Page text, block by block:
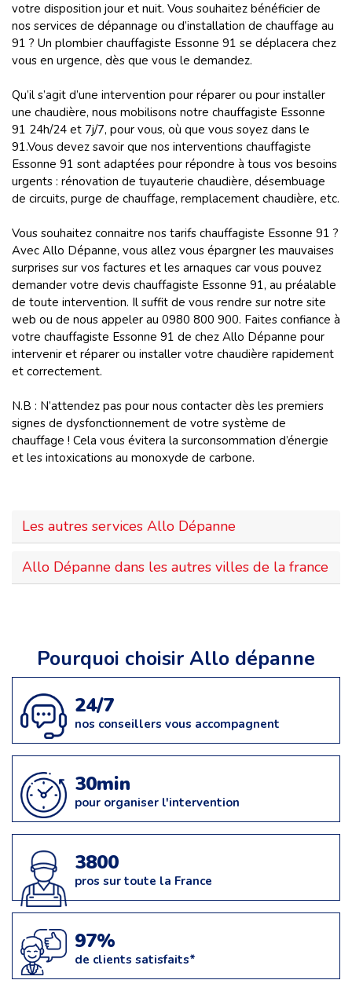
votre disposition jour et nuit. Vous souhaitez bénéficier de
nos services de dépannage ou d’installation de chauffage au
91 ? Un plombier chauffagiste Essonne 91 se déplacera chez
vous en urgence, dès que vous le demandez.
Qu’il s’agit d’une intervention pour réparer ou pour installer
une chaudière, nous mobilisons notre chauffagiste Essonne
91 24h/24 et 7j/7, pour vous, où que vous soyez dans le
91.Vous devez savoir que nos interventions chauffagiste
Essonne 91 sont adaptées pour répondre à tous vos besoins
urgents : rénovation de tuyauterie chaudière, désembuage
de circuits, purge de chauffage, remplacement chaudière, etc.
Vous souhaitez connaitre nos tarifs chauffagiste Essonne 91 ?
Avec Allo Dépanne, vous allez vous épargner les mauvaises
surprises sur vos factures et les arnaques car vous pouvez
demander votre devis chauffagiste Essonne 91, au préalable
de toute intervention. Il suffit de vous rendre sur notre site
web ou de nous appeler au 0980 800 900. Faites confiance à
votre chauffagiste Essonne 91 de chez Allo Dépanne pour
intervenir et réparer ou installer votre chaudière rapidement
et correctement.
N.B : N’attendez pas pour nous contacter dès les premiers
signes de dysfonctionnement de votre système de
chauffage ! Cela vous évitera la surconsommation d’énergie
et les intoxications au monoxyde de carbone.
Les autres services Allo Dépanne
Allo Dépanne dans les autres villes de la france
Pourquoi choisir Allo dépanne
24/7
nos conseillers vous accompagnent
30min
pour organiser l'intervention
3800
pros sur toute la France
97%
de clients satisfaits*